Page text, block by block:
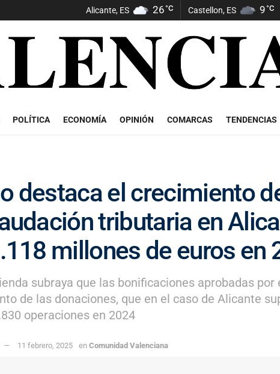
Alicante, ES 26°C Castellon, ES 9°C
POLÍTICA ECONOMÍA OPINIÓN COMARCAS TENDENCIAS
destaca el crecimiento
tributaria en
millones de euros en
subraya que las bonificaciones aprobadas por
de las donaciones, que en el caso de Alicante
operaciones en 2024
11 febrero, 2025 en Comunidad Valenciana